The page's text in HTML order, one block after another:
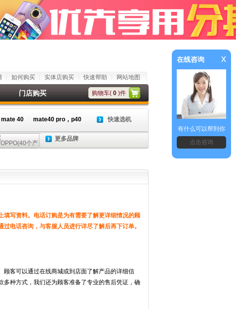
如何购买 实体店购买 快速帮助 网站地图
门店购买 购物车( 0 )件
mate 40 mate40 pro，p40 快速选机
更多品牌
写资料。电话订购是为有需要了解更详细情况的顾
电话咨询，与客服人员进行详尽了解后再下订单。
顾客可以通过在线商城或到店面了解产品的详细信
种方式，我们还为顾客准备了专业的售后凭证，确
在线咨询 x
有什么可以帮到你
点击咨询